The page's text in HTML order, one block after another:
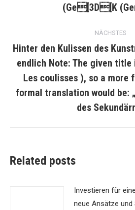
Beitrag:
(Ge[3D[K
NÄCHSTES
Beitrag:
Hinter den Kulissen des
endlich Note: The given
Les coulisses ), so a
formal translation would be:
des
Related posts
Investieren für
neue Ansätze